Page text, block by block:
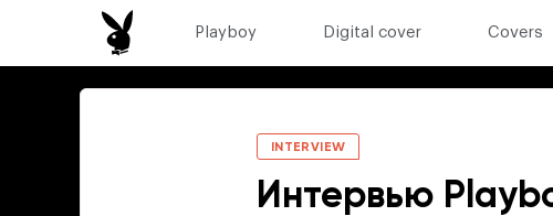
Playboy Digital cover Covers
INTERVIEW
Интервью